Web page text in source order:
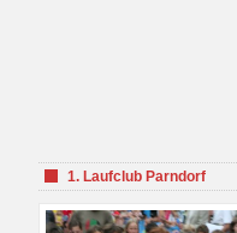
1. Laufclub Parndorf